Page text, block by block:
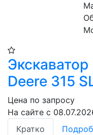
Deere 315
Цена по запросу
На сайте с
Кратко